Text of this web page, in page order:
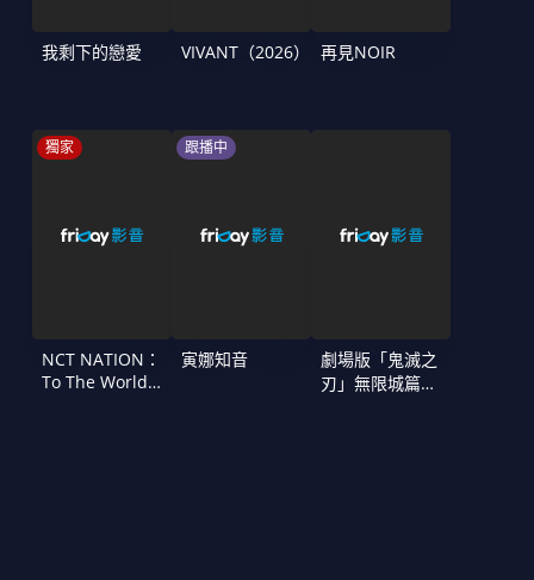
我剩下的戀愛 VIVANT（2026） 再見NOIR
獨家
NCT NATION：
To The World
跟播中
寅娜知音
劇場版「鬼滅之
刃」無限城篇